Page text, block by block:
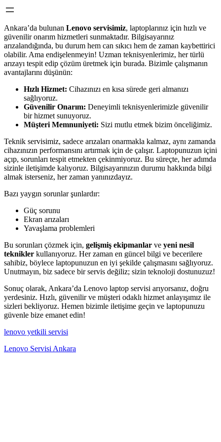
Ankara’da bulunan Lenovo servisimiz, laptoplarınız için hızlı ve
güvenilir onarım hizmetleri sunmaktadır. Bilgisayarınız
arızalandığında, bu durum hem can sıkıcı hem de zaman kaybettirici
olabilir. Ama endişelenmeyin! Uzman teknisyenlerimiz, her türlü
arızayı tespit edip çözüm üretmek için burada. Bizimle çalışmanın
avantajlarını düşünün:
Hızlı Hizmet: Cihazınızı en kısa sürede geri almanızı
sağlıyoruz.
Güvenilir Onarım: Deneyimli teknisyenlerimizle güvenilir
bir hizmet sunuyoruz.
Müşteri Memnuniyeti: Sizi mutlu etmek bizim önceliğimiz.
Teknik servisimiz, sadece arızaları onarmakla kalmaz, aynı zamanda
cihazınızın performansını artırmak için de çalışır. Laptopunuzun içini
açıp, sorunları tespit etmekten çekinmiyoruz. Bu süreçte, her adımda
sizinle iletişimde kalıyoruz. Bilgisayarınızın durumu hakkında bilgi
almak isterseniz, her zaman yanınızdayız.
Bazı yaygın sorunlar şunlardır:
Güç sorunu
Ekran arızaları
Yavaşlama problemleri
Bu sorunları çözmek için, gelişmiş ekipmanlar ve yeni nesil
teknikler kullanıyoruz. Her zaman en güncel bilgi ve becerilere
sahibiz, böylece laptopunuzun en iyi şekilde çalışmasını sağlıyoruz.
Unutmayın, biz sadece bir servis değiliz; sizin teknoloji dostunuzuz!
Sonuç olarak, Ankara’da Lenovo laptop servisi arıyorsanız, doğru
yerdesiniz. Hızlı, güvenilir ve müşteri odaklı hizmet anlayışımız ile
sizleri bekliyoruz. Hemen bizimle iletişime geçin ve laptopunuzu
güvenle bize emanet edin!
lenovo yetkili servisi
Lenovo Servisi Ankara